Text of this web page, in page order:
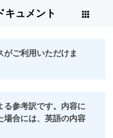
キュメント
がご利用いただけま
る参考訳です。内容に
場合には、英語の内容